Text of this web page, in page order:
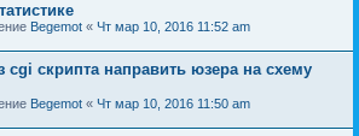
Begemot « Чт мар 10, 2016 11:52 am
cgi скрипта направить юзера на схему
Begemot « Чт мар 10, 2016 11:50 am